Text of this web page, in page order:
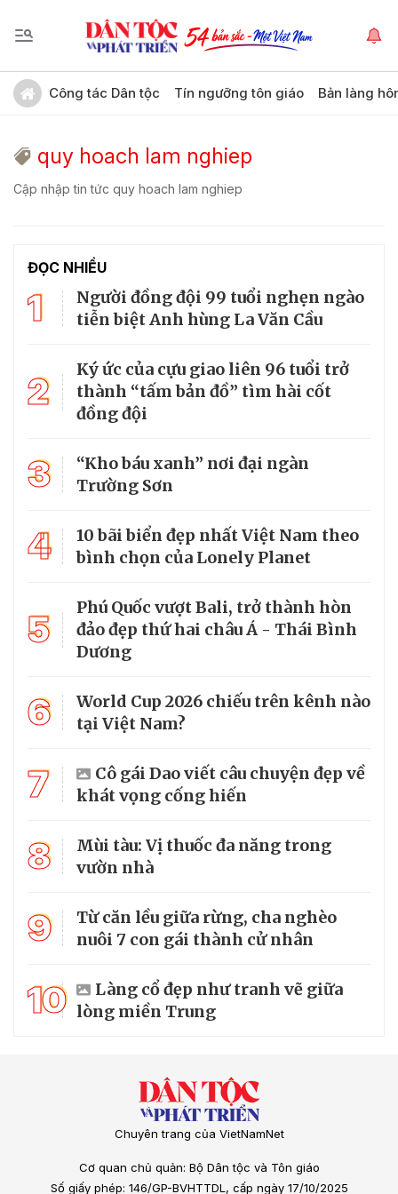
Công tác Dân tộc Tín ngưỡng tôn giáo Bản làng
quy hoach lam nghiep
Cập nhập tin tức quy hoach lam nghiep
ĐỌC NHIỀU
1
Người đồng đội 99 tuổi nghẹn ngào
tiễn biệt Anh hùng La Văn Cầu
2
Ký ức của cựu giao liên 96 tuổi trở
thành “tấm bản đồ” tìm hài cốt
đồng đội
3
“Kho báu xanh” nơi đại ngàn
Trường Sơn
4
10 bãi biển đẹp nhất Việt Nam theo
bình chọn của Lonely Planet
5
Phú Quốc vượt Bali, trở thành hòn
đảo đẹp thứ hai châu Á - Thái Bình
Dương
6
World Cup 2026 chiếu trên kênh nào
tại Việt Nam?
7
Cô gái Dao viết câu chuyện đẹp về
khát vọng cống hiến
8
Mùi tàu: Vị thuốc đa năng trong
vườn nhà
9
Từ căn lều giữa rừng, cha nghèo
nuôi 7 con gái thành cử nhân
10
Làng cổ đẹp như tranh vẽ giữa
lòng miền Trung
Chuyên trang của VietNamNet
Cơ quan chủ quản: Bộ Dân tộc và Tôn giáo
Số giấy phép: 146/GP-BVHTTDL, cấp ngày 17/10/2025